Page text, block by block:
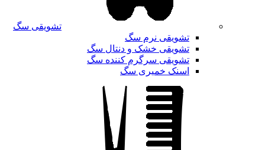
تشویقی سگ
تشویقی نرم سگ
تشویقی خشک و دنتال سگ
تشویقی سرگرم کننده سگ
اسنک خمیری سگ